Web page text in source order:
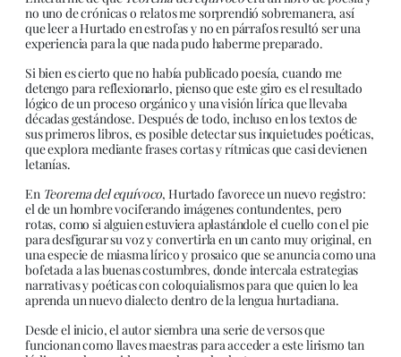
no uno de crónicas o relatos me sorprendió sobremanera, así
que leer a Hurtado en estrofas y no en párrafos resultó ser una
experiencia para la que nada pudo haberme preparado.
Si bien es cierto que no había publicado poesía, cuando me
detengo para reflexionarlo, pienso que este giro es el resultado
lógico de un proceso orgánico y una visión lírica que llevaba
décadas gestándose. Después de todo, incluso en los textos de
sus primeros libros, es posible detectar sus inquietudes poéticas,
que explora mediante frases cortas y rítmicas que casi devienen
letanías.
En Teorema del equívoco, Hurtado favorece un nuevo registro:
el de un hombre vociferando imágenes contundentes, pero
rotas, como si alguien estuviera aplastándole el cuello con el pie
para desfigurar su voz y convertirla en un canto muy original, en
una especie de miasma lírico y prosaico que se anuncia como una
bofetada a las buenas costumbres, donde intercala estrategias
narrativas y poéticas con coloquialismos para que quien lo lea
aprenda un nuevo dialecto dentro de la lengua hurtadiana.
Desde el inicio, el autor siembra una serie de versos que
funcionan como llaves maestras para acceder a este lirismo tan